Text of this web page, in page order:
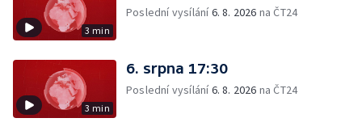
3 min
Poslední vysílání6. 8. 2026 na ČT24
3 min
6. srpna 17:30
Poslední vysílání6. 8. 2026 na ČT24